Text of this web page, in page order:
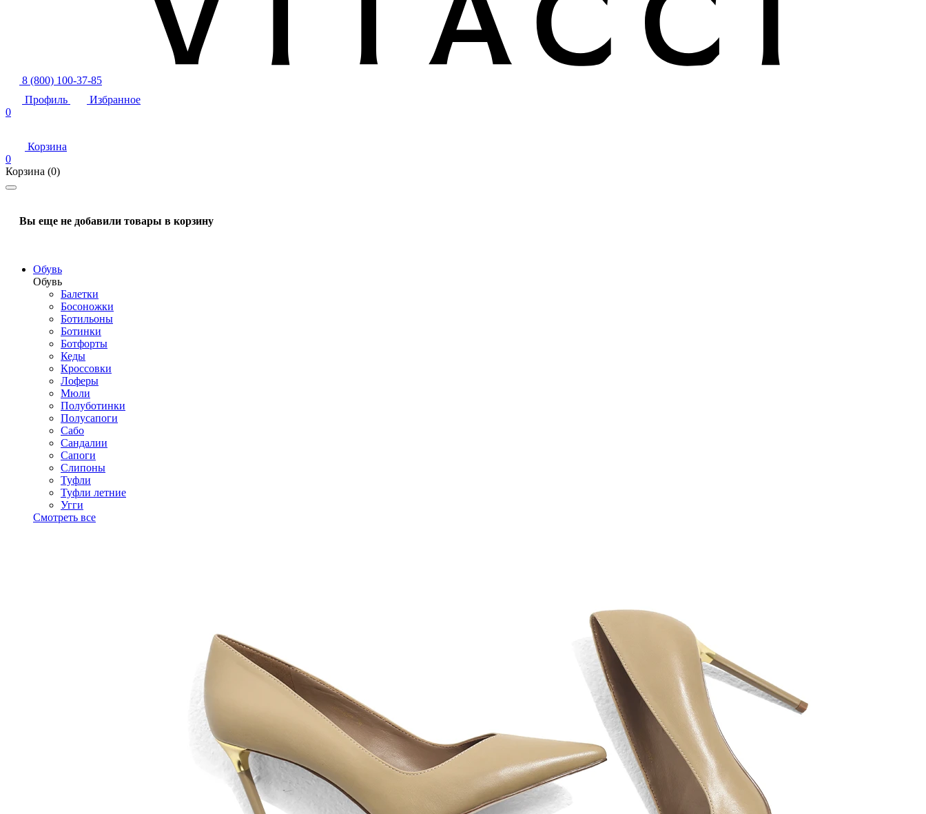
8 (800) 100-37-85
Профиль
Избранное
0
Корзина
0
Корзина (0)
Вы еще не добавили товары в корзину
Обувь
Обувь
Балетки
Босоножки
Ботильоны
Ботинки
Ботфорты
Кеды
Кроссовки
Лоферы
Мюли
Полуботинки
Полусапоги
Сабо
Сандалии
Сапоги
Слипоны
Туфли
Туфли летние
Угги
Смотреть все